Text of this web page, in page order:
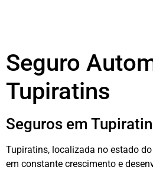
Seguro
Tupiratins
Seguros em
Tupiratins, localizada no estado
em constante crescimento e